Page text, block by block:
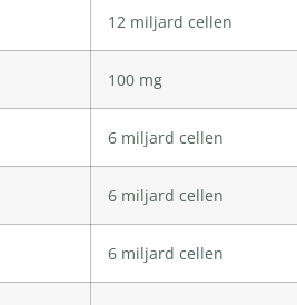
12 miljard cellen
100 mg
6 miljard cellen
6 miljard cellen
6 miljard cellen